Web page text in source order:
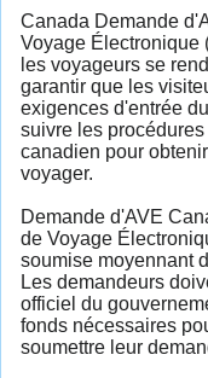
Canada Demande
Voyage Électronique
les voyageurs se
garantir que les
exigences d'entrée
suivre les
canadien pour
voyager.
Demande d'AVE
de Voyage
soumise moyennant
Les demandeurs
officiel du
fonds nécessaires
soumettre leur